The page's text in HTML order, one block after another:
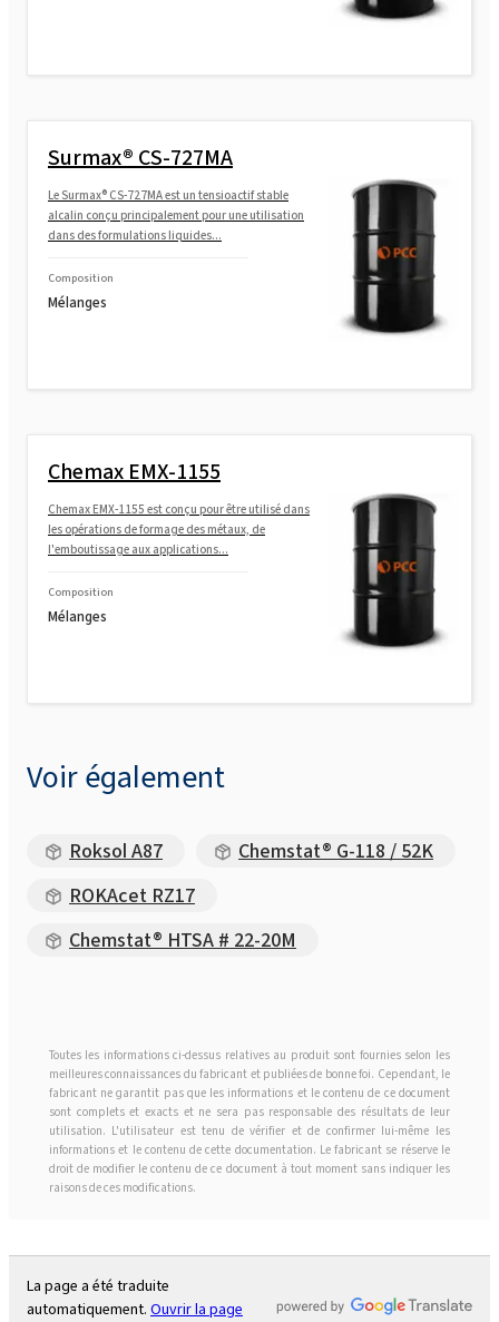
Surmax® CS-727MA
Le Surmax® CS-727MA est un tensioactif stable
alcalin conçu principalement pour une utilisation
dans des formulations liquides...
Composition
Mélanges
Chemax EMX-1155
Chemax EMX-1155 est conçu pour être utilisé dans
les opérations de formage des métaux, de
l'emboutissage aux applications...
Composition
Mélanges
Voir également
Roksol A87
Chemstat® G-118 / 52K
ROKAcet RZ17
Chemstat® HTSA # 22-20M
Toutes les informations ci-dessus relatives au produit sont fournies selon les
meilleures connaissances du fabricant et publiées de bonne foi. Cependant, le
fabricant ne garantit pas que les informations et le contenu de ce document
sont complets et exacts et ne sera pas responsable des résultats de leur
utilisation. L'utilisateur est tenu de vérifier et de confirmer lui-même les
informations et le contenu de cette documentation. Le fabricant se réserve le
droit de modifier le contenu de ce document à tout moment sans indiquer les
raisons de ces modifications.
La page a été traduite
automatiquement. Ouvrir la page